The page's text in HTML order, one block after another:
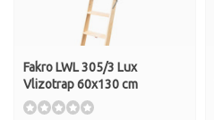
Fakro LWL 305/3 Lux
Vlizotrap 60x130 cm